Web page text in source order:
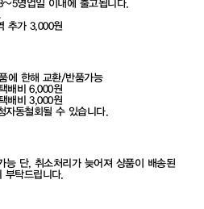
영업일 이내에 출고됩니다.
추가 3,000원
에 한해 교환/반품가능
배비 6,000원
배비 3,000원
동철회될 수 있습니다.
능 단, 취소처리가 늦어져 상품이 배송된
탁드립니다.